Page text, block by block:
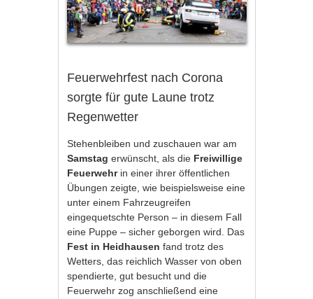
Feuerwehrfest nach Corona
sorgte für gute Laune trotz
Regenwetter
Stehenbleiben und zuschauen war am
Samstagerwünscht, als die Freiwillige
Feuerwehr in einer ihrer öffentlichen
Übungen zeigte, wie beispielsweise eine
unter einem Fahrzeugreifen
eingequetschte Person – in diesem Fall
eine Puppe – sicher geborgen wird. Das
Fest in Heidhausen fand trotz des
Wetters, das reichlich Wasser von oben
spendierte, gut besucht und die
Feuerwehr zog anschließend eine